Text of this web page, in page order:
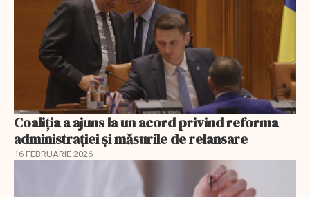
Coaliția a ajuns la un acord privind reforma
administrației și măsurile de relansare
16 FEBRUARIE 2026